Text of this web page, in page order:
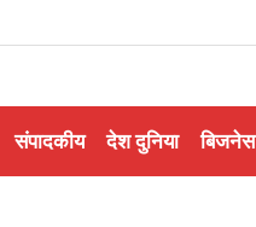
संपादकीय देश दुनिया बिजनेस